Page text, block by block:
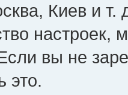
Киев и т.
настроек,
вы не
это.